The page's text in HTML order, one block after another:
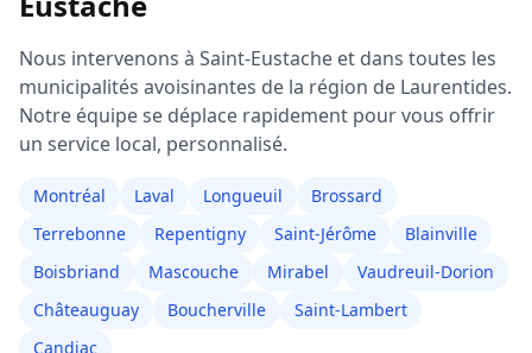
Nous intervenons à Saint-Eustache et dans toutes les
municipalités avoisinantes de la région de Laurentides.
Notre équipe se déplace rapidement pour vous offrir
un service local, personnalisé.
Montréal Laval Longueuil
Brossard
Terrebonne
Repentigny Saint-Jérôme
Blainville
Boisbriand
Mascouche Mirabel
Vaudreuil-Dorion
Châteauguay
Boucherville
Saint-Lambert
Candiac